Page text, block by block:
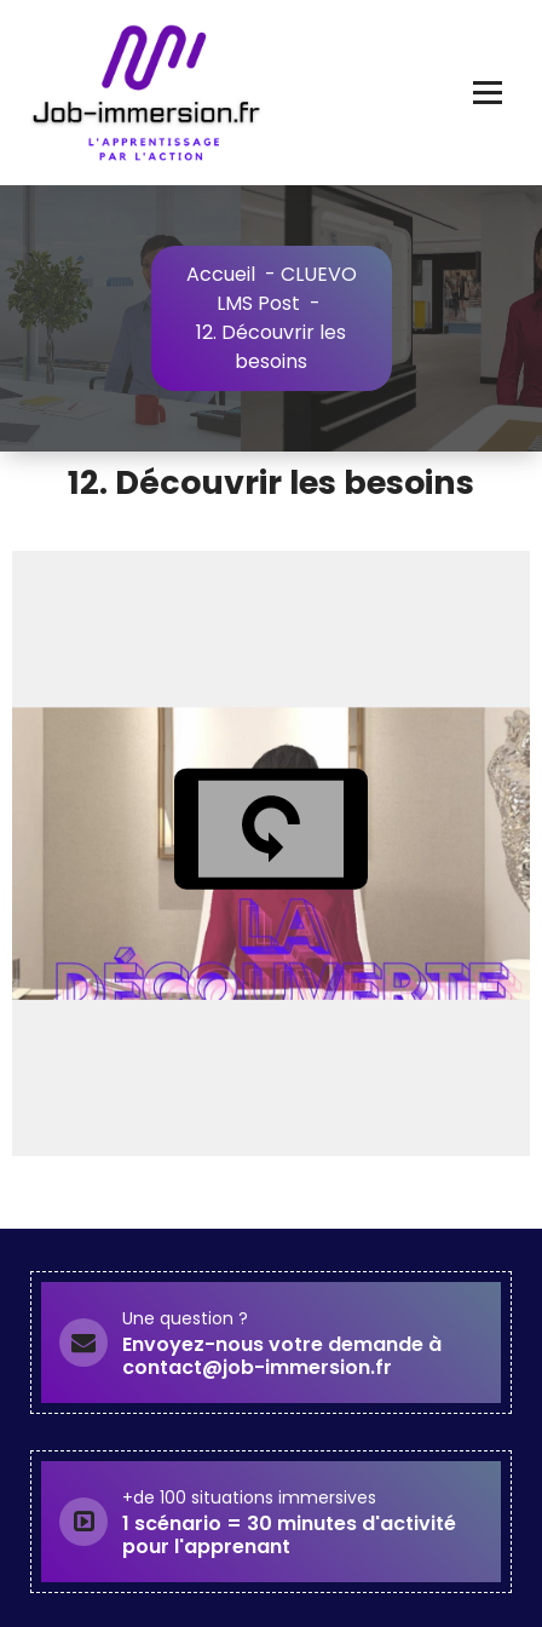
Accueil- CLUEVO
LMS Post -
12. Découvrir les
besoins
12. Découvrir les besoins
Une question ?
Envoyez-nous votre demande à
contact@job-immersion.fr
+de 100 situations immersives
1 scénario = 30 minutes d'activité
pour l'apprenant